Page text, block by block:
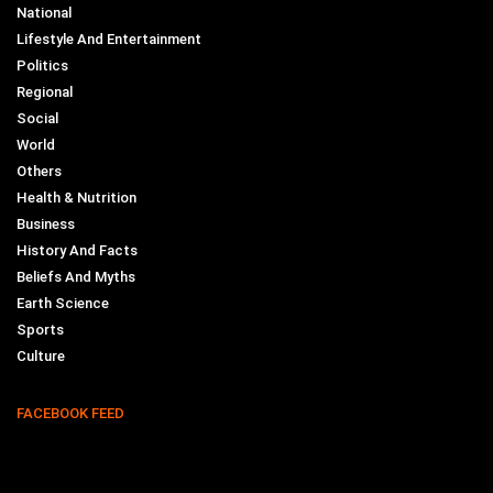
National
Lifestyle And Entertainment
Politics
Regional
Social
World
Others
Health & Nutrition
Business
History And Facts
Beliefs And Myths
Earth Science
Sports
Culture
FACEBOOK FEED